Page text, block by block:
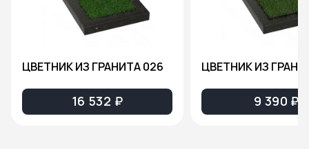
ЦВЕТНИК ИЗ ГРАНИТА 026
16 532 ₽
ЦВЕТНИК ИЗ
9 390 ₽